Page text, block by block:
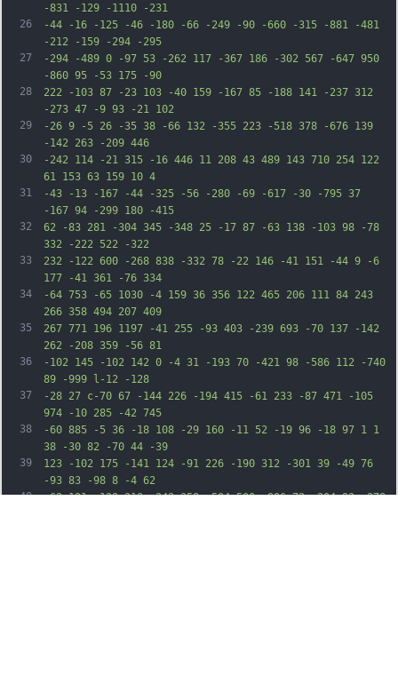
26
27
28
29
30
31
32
33
34
35
36
37
38
39
40
-831 -129 -1110 -231
-44 -16 -125 -46 -180 -66 -249 -90 -660 -315 -881 -481
-212 -159 -294 -295
-294 -489 0 -97 53 -262 117 -367 186 -302 567 -647 950
-860 95 -53 175 -90
222 -103 87 -23 103 -40 159 -167 85 -188 141 -237 312
-273 47 -9 93 -21 102
-26 9 -5 26 -35 38 -66 132 -355 223 -518 378 -676 139
-142 263 -209 446
-242 114 -21 315 -16 446 11 208 43 489 143 710 254 122
61 153 63 159 10 4
-43 -13 -167 -44 -325 -56 -280 -69 -617 -30 -795 37
-167 94 -299 180 -415
62 -83 281 -304 345 -348 25 -17 87 -63 138 -103 98 -78
332 -222 522 -322
232 -122 600 -268 838 -332 78 -22 146 -41 151 -44 9 -6
177 -41 361 -76 334
-64 753 -65 1030 -4 159 36 356 122 465 206 111 84 243
266 358 494 207 409
267 771 196 1197 -41 255 -93 403 -239 693 -70 137 -142
262 -208 359 -56 81
-102 145 -102 142 0 -4 31 -193 70 -421 98 -586 112 -740
89 -999 l-12 -128
-28 27 c-70 67 -144 226 -194 415 -61 233 -87 471 -105
974 -10 285 -42 745
-60 885 -5 36 -18 108 -29 160 -11 52 -19 96 -18 97 1 1
38 -30 82 -70 44 -39
123 -102 175 -141 124 -91 226 -190 312 -301 39 -49 76
-93 83 -98 8 -4 62
-62 121 -129 213 -242 358 -504 500 -906 72 -204 93 -278